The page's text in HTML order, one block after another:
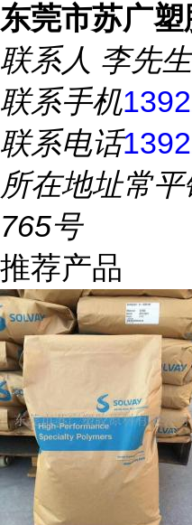
东莞市苏广塑
联系人 李先生
联系手机
联系电话
所在地址常平
765号
推荐产品